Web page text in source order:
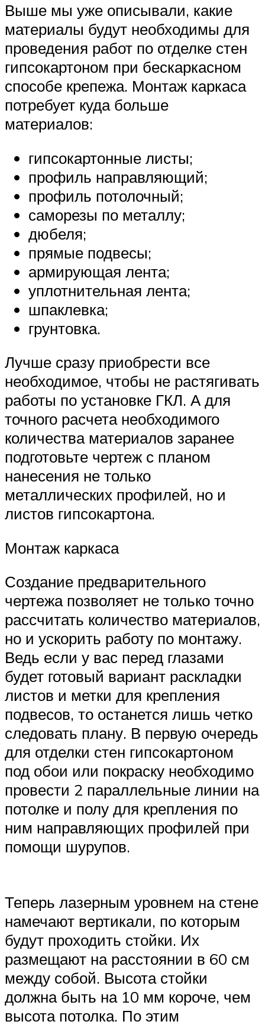
Выше мы уже описывали, какие
материалы будут необходимы для
проведения работ по отделке стен
гипсокартоном при бескаркасном
способе крепежа. Монтаж каркаса
потребует куда больше
материалов:
гипсокартонные листы;
профиль направляющий;
профиль потолочный;
саморезы по металлу;
дюбеля;
прямые подвесы;
армирующая лента;
уплотнительная лента;
шпаклевка;
грунтовка.
Лучше сразу приобрести все
необходимое, чтобы не растягивать
работы по установке ГКЛ. А для
точного расчета необходимого
количества материалов заранее
подготовьте чертеж с планом
нанесения не только
металлических профилей, но и
листов гипсокартона.
Монтаж каркаса
Создание предварительного
чертежа позволяет не только точно
рассчитать количество материалов,
но и ускорить работу по монтажу.
Ведь если у вас перед глазами
будет готовый вариант раскладки
листов и метки для крепления
подвесов, то останется лишь четко
следовать плану. В первую очередь
для отделки стен гипсокартоном
под обои или покраску необходимо
провести 2 параллельные линии на
потолке и полу для крепления по
ним направляющих профилей при
помощи шурупов.
Теперь лазерным уровнем на стене
намечают вертикали, по которым
будут проходить стойки. Их
размещают на расстоянии в 60 см
между собой. Высота стойки
должна быть на 10 мм короче, чем
высота потолка. По этим